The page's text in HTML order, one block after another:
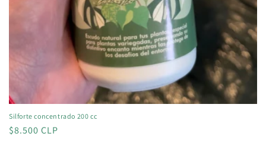
Silforte concentrado 200 cc
Precio
$8.500 CLP